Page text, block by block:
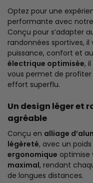
Optez pour une
performante avec notre
Conçu pour s’adapter
randonnées sportives,
puissance, confort et
électrique optimisée,
vous permet de
effort superflu.
Un design léger et
agréable
Conçu en alliage
légèreté, avec un
ergonomique optimise
maximal, rendant
de longues distances.